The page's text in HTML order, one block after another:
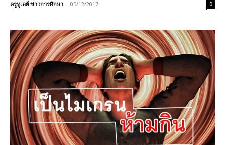
ครูทูเดย์ ข่าวการศึกษา - 05/12/2017 0